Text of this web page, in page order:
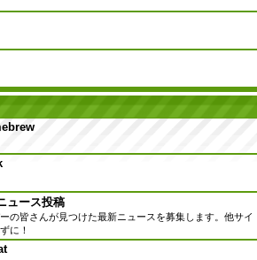
ュース投稿
の皆さんが見つけた最新ニュースを募集します。他サイ
に！